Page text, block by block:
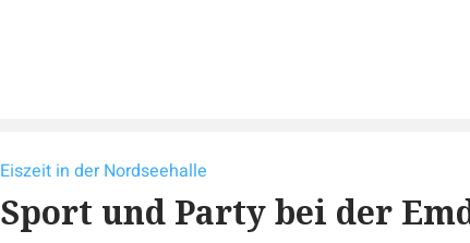
Eiszeit in der Nordseehalle
Sport und Party bei der